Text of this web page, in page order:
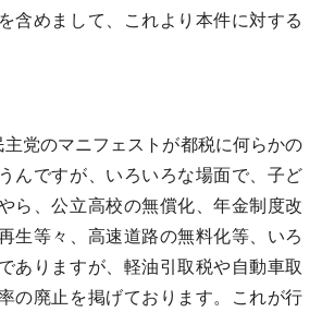
含めまして、これより本件に対する
党のマニフェストが都税に何らかの
んですが、いろいろな場面で、子ど
ら、公立高校の無償化、年金制度改
生等々、高速道路の無料化等、いろ
ありますが、軽油引取税や自動車取
の廃止を掲げております。これが行